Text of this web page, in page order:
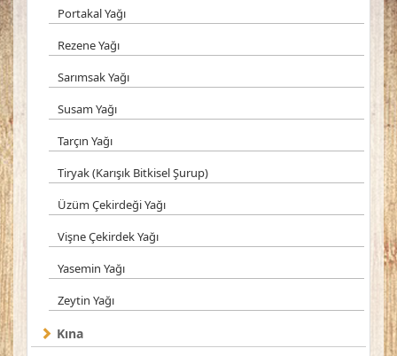
Portakal Yağı
Rezene Yağı
Sarımsak Yağı
Susam Yağı
Tarçın Yağı
Tiryak (Karışık Bitkisel Şurup)
Üzüm Çekirdeği Yağı
Vişne Çekirdek Yağı
Yasemin Yağı
Zeytin Yağı
Kına